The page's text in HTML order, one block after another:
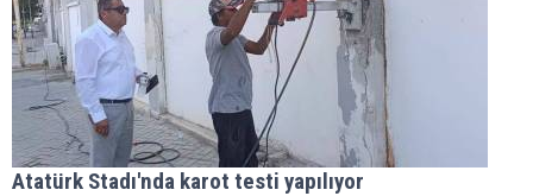
Atatürk Stadı'nda karot testi yapılıyor